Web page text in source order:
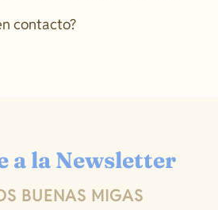
contacto?
a la Newsletter
BUENAS MIGAS